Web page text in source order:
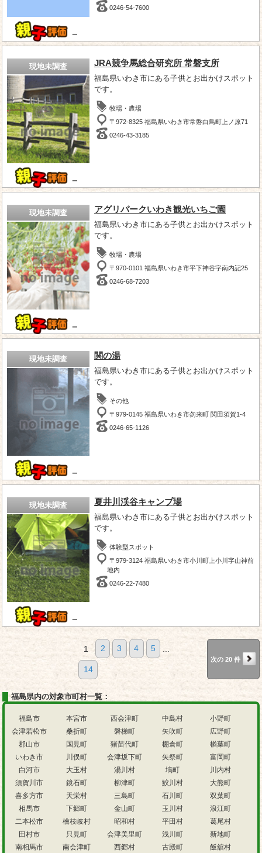
－
0246-54-7600
現地未調査
－
JRA競争馬総合研究所 常磐支所
福島県いわき市にある子供とお出かけスポット
です。
牧場・農場
〒972-8325 福島県いわき市常磐白鳥町上ノ原71
0246-43-3185
現地未調査
－
アグリパークいわき観光いちご園
福島県いわき市にある子供とお出かけスポット
です。
牧場・農場
〒970-0101 福島県いわき市平下神谷字南内記25
0246-68-7203
現地未調査
－
関の湯
福島県いわき市にある子供とお出かけスポット
です。
その他
〒979-0145 福島県いわき市勿来町 関田須賀1-4
0246-65-1126
現地未調査
－
夏井川渓谷キャンプ場
福島県いわき市にある子供とお出かけスポット
です。
体験型スポット
〒979-3124 福島県いわき市小川町上小川字山神前
地内
0246-22-7480
1 2 3 4 5
14
次の 20 件
福島県内の対象市町村一覧：
福島市
会津若松市
郡山市
いわき市
白河市
須賀川市
喜多方市
相馬市
二本松市
田村市
南相馬市
本宮市
桑折町
国見町
川俣町
大玉村
鏡石町
天栄村
下郷町
檜枝岐村
只見町
南会津町
西会津町
磐梯町
猪苗代町
会津坂下町
湯川村
柳津町
三島町
金山町
昭和村
会津美里町
西郷村
中島村
矢吹町
棚倉町
矢祭町
塙町
鮫川村
石川町
玉川村
平田村
浅川町
古殿町
小野町
広野町
楢葉町
富岡町
川内村
大熊町
双葉町
浪江町
葛尾村
新地町
飯舘村